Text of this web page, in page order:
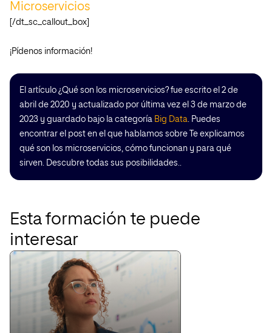
Microservicios
[/dt_sc_callout_box]
¡Pídenos información!
El artículo ¿Qué son los microservicios? fue escrito el 2 de
abril de 2020 y actualizado por última vez el 3 de marzo de
2023 y guardado bajo la categoría Big Data. Puedes
encontrar el post en el que hablamos sobre Te explicamos
qué son los microservicios, cómo funcionan y para qué
sirven. Descubre todas sus posibilidades..
Esta formación te puede
interesar